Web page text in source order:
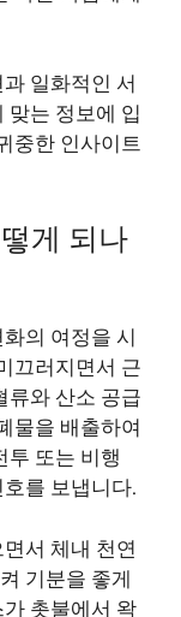
일화적인 서
맞는 정보에 입
중한 인사이트
게 되나
의 여정을 시
끄러지면서 근
류와 산소 공급
물을 배출하여
투 또는 비행
를 보냅니다.
서 체내 천연
기분을 좋게
촛불에서 왁